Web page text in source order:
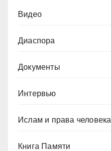
Видео
Диаспора
Документы
Интервью
Ислам и права человека
Книга Памяти